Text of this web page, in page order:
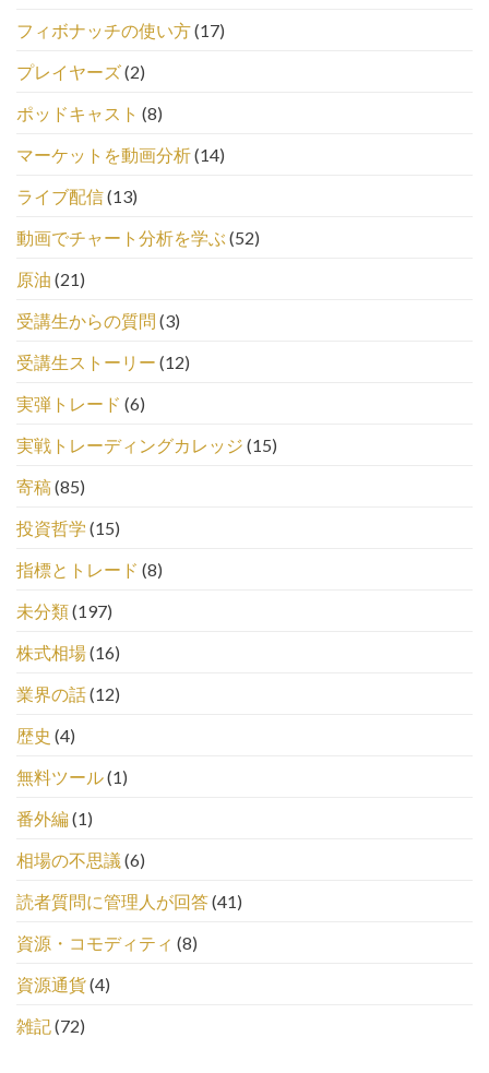
フィボナッチの使い方(17)
プレイヤーズ(2)
ポッドキャスト (8)
マーケットを動画分析(14)
ライブ配信(13)
動画でチャート分析を学ぶ (52)
原油 (21)
受講生からの質問 (3)
受講生ストーリー (12)
実弾トレード (6)
実戦トレーディングカレッジ (15)
寄稿(85)
投資哲学 (15)
指標とトレード (8)
未分類(197)
株式相場(16)
業界の話(12)
歴史 (4)
無料ツール(1)
番外編(1)
相場の不思議 (6)
読者質問に管理人が回答(41)
資源・コモディティ (8)
資源通貨(4)
雑記 (72)